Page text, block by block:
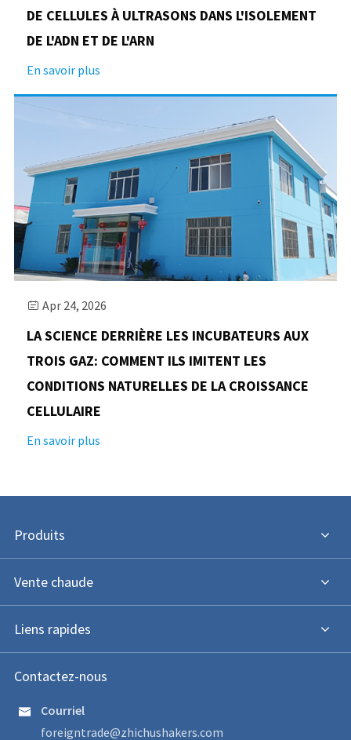
DE CELLULES À ULTRASONS DANS L'ISOLEMENT
DE L'ADN ET DE L'ARN
En savoir plus
 Apr 24, 2026
LA SCIENCE DERRIÈRE LES INCUBATEURS AUX
TROIS GAZ: COMMENT ILS IMITENT LES
CONDITIONS NATURELLES DE LA CROISSANCE
CELLULAIRE
En savoir plus
Produits
Vente chaude
Liens rapides
Contactez-nous

Courriel
foreigntrade@zhichushakers.com